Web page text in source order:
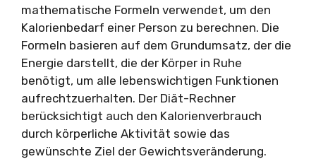
mathematische Formeln verwendet, um den
Kalorienbedarf einer Person zu berechnen. Die
Formeln basieren auf dem Grundumsatz, der die
Energie darstellt, die der Körper in Ruhe
benötigt, um alle lebenswichtigen Funktionen
aufrechtzuerhalten. Der Diät-Rechner
berücksichtigt auch den Kalorienverbrauch
durch körperliche Aktivität sowie das
gewünschte Ziel der Gewichtsveränderung.